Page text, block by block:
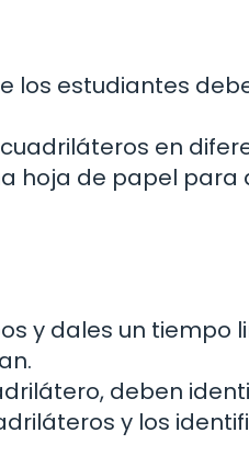
los estudiantes
en
hoja de papel
y dales un
deben
y los